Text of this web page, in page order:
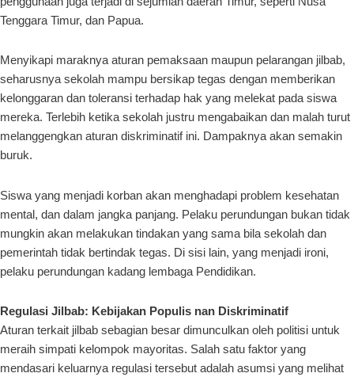
Tenggara Timur, dan Papua.
Menyikapi maraknya aturan pemaksaan maupun pelarangan jilbab,
seharusnya sekolah mampu bersikap tegas dengan memberikan
kelonggaran dan toleransi terhadap hak yang melekat pada siswa
mereka. Terlebih ketika sekolah justru mengabaikan dan malah turut
melanggengkan aturan diskriminatif ini. Dampaknya akan semakin
buruk.
Siswa yang menjadi korban akan menghadapi problem kesehatan
mental, dan dalam jangka panjang. Pelaku perundungan bukan tidak
mungkin akan melakukan tindakan yang sama bila sekolah dan
pemerintah tidak bertindak tegas. Di sisi lain, yang menjadi ironi,
pelaku perundungan kadang lembaga Pendidikan.
Regulasi Jilbab: Kebijakan Populis nan Diskriminatif
Aturan terkait jilbab sebagian besar dimunculkan oleh politisi untuk
meraih simpati kelompok mayoritas. Salah satu faktor yang
mendasari keluarnya regulasi tersebut adalah asumsi yang melihat